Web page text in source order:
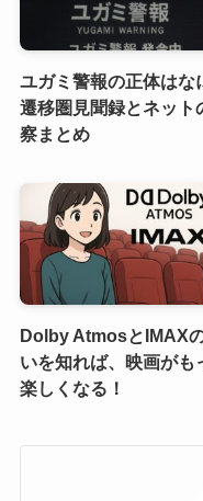
ユガミ警報の正体はな
遷移圏見聞録とネット
察まとめ
Dolby AtmosとIMAX
いを知れば、映画がも
楽しくなる！